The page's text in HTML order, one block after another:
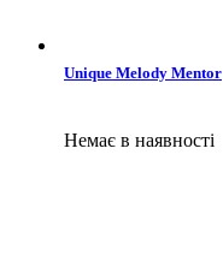
Unique Melody Mentor
Немає в наявності